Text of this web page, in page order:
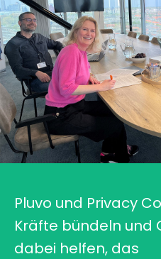
Pluvo und Privacy
Kräfte bündeln und
dabei helfen, das